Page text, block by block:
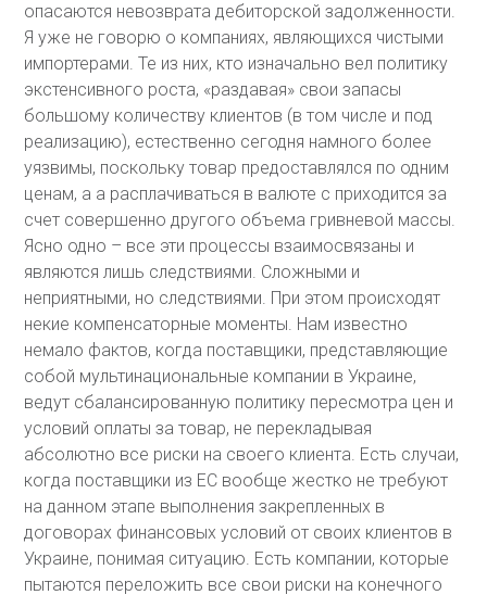
опасаются невозврата дебиторской задолженности.
Я уже не говорю о компаниях, являющихся чистыми
импортерами. Те из них, кто изначально вел политику
экстенсивного роста, «раздавая» свои запасы
большому количеству клиентов (в том числе и под
реализацию), естественно сегодня намного более
уязвимы, поскольку товар предоставлялся по одним
ценам, а а расплачиваться в валюте с приходится за
счет совершенно другого объема гривневой массы.
Ясно одно – все эти процессы взаимосвязаны и
являются лишь следствиями. Сложными и
неприятными, но следствиями. При этом происходят
некие компенсаторные моменты. Нам известно
немало фактов, когда поставщики, представляющие
собой мультинациональные компании в Украине,
ведут сбалансированную политику пересмотра цен и
условий оплаты за товар, не перекладывая
абсолютно все риски на своего клиента. Есть случаи,
когда поставщики из ЕС вообще жестко не требуют
на данном этапе выполнения закрепленных в
договорах финансовых условий от своих клиентов в
Украине, понимая ситуацию. Есть компании, которые
пытаются переложить все свои риски на конечного